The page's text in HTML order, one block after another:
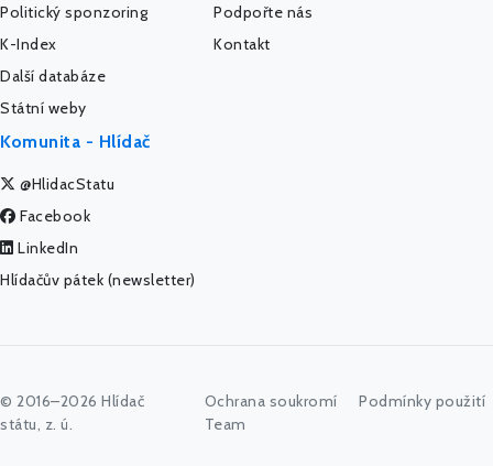
Politický sponzoring
K-Index
Další databáze
Státní weby
Podpořte nás
Kontakt
Komunita - Hlídač
@HlidacStatu
Facebook
LinkedIn
Hlídačův pátek (newsletter)
© 2016–2026 Hlídač
státu, z. ú.
Ochrana soukromí
Podmínky použití
Team